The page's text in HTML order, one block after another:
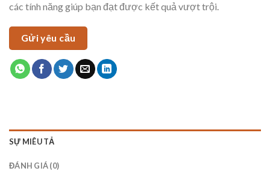
các tính năng giúp bạn đạt được kết quả vượt trội.
Gửi yêu cầu
SỰ MIÊU TẢ
ĐÁNH GIÁ (0)